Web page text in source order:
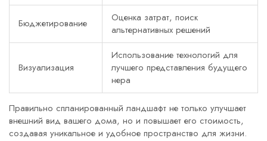
Бюджетирование
Оценка затрат, поиск
альтернативных решений
Визуализация
Использование технологий для
лучшего представления будущего
нера
Правильно спланированный ландшафт не только улучшает
внешний вид вашего дома, но и повышает его стоимость,
создавая уникальное и удобное пространство для жизни.